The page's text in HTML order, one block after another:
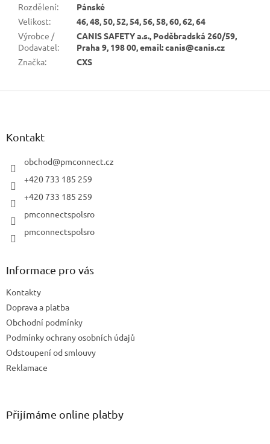
Rozdělení:
Pánské
Velikost:
46, 48, 50, 52, 54, 56, 58, 60, 62, 64
Výrobce /
Dodavatel:
CANIS SAFETY a.s., Poděbradská 260/59,
Praha 9, 198 00, email: canis@canis.cz
Značka: CXS
Z
Kontakt
obchod@pmconnect.cz
+420 733 185 259
+420 733 185 259
pmconnectspolsro
pmconnectspolsro
Informace pro vás
Kontakty
Doprava a platba
Obchodní podmínky
Podmínky ochrany osobních údajů
Odstoupení od smlouvy
Reklamace
Přijímáme online platby